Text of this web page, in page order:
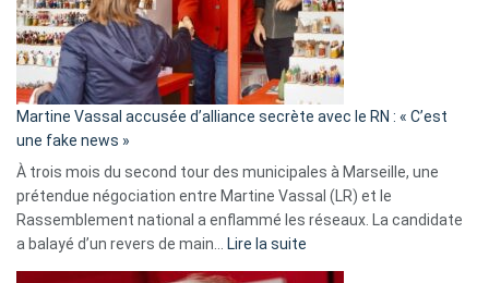
Algérie
Martine Vassal accusée d’alliance secrète avec le RN : « C’est
une fake news »
À trois mois du second tour des municipales à Marseille, une
prétendue négociation entre Martine Vassal (LR) et le
Rassemblement national a enflammé les réseaux. La candidate
a balayé d’un revers de main… Lire la suite